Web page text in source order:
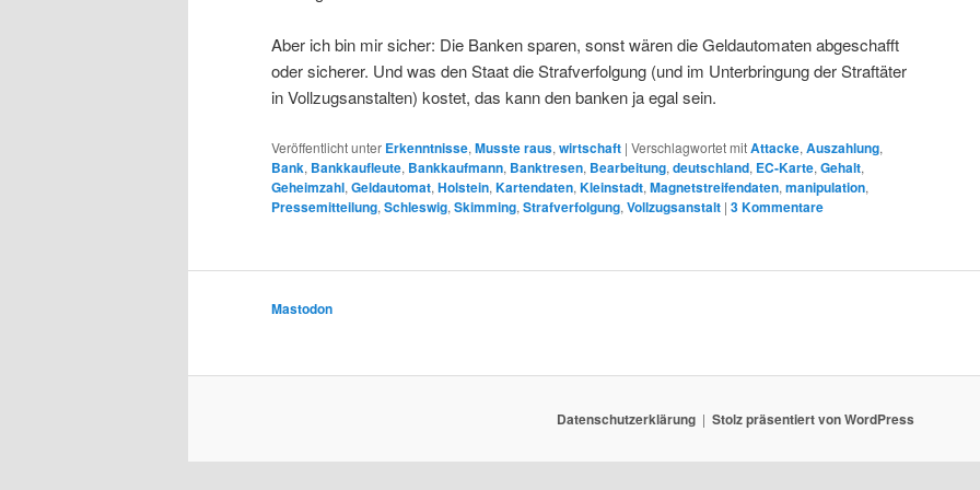
Aber ich bin mir sicher: Die Banken sparen, sonst wären die Geldautomaten abgeschafft
oder sicherer. Und was den Staat die Strafverfolgung (und im Unterbringung der Straftäter
in Vollzugsanstalten) kostet, das kann den banken ja egal sein.
Veröffentlicht unter Erkenntnisse, Musste raus, wirtschaft | Verschlagwortet mitAttacke, Auszahlung,
Bank, Bankkaufleute, Bankkaufmann, Banktresen, Bearbeitung, deutschland, EC-Karte, Gehalt,
Geheimzahl, Geldautomat, Holstein, Kartendaten, Kleinstadt, Magnetstreifendaten, manipulation,
Pressemitteilung, Schleswig, Skimming, Strafverfolgung, Vollzugsanstalt | 3Kommentare
Mastodon
Datenschutzerklärung Stolz präsentiert von WordPress